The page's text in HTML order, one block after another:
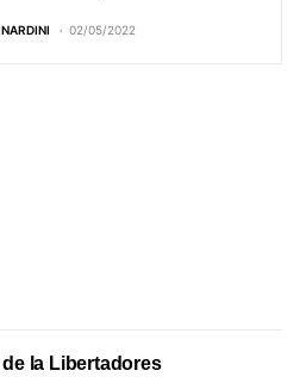
02/05/2022
la Libertadores